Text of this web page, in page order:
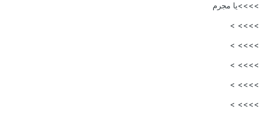
>>>>يا مجرم
>>>> >
>>>> >
>>>> >
>>>> >
>>>> >